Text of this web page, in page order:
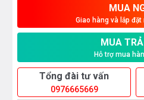
MUA
Giao hàng và lắp đặt
MUA
Hỗ trợ mua
Tổng đài tư vấn
0976665669